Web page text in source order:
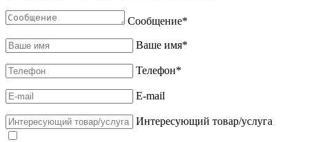
Сообщение*
Ваше имя*
Телефон*
E-mail
Интересующий товар/услуга